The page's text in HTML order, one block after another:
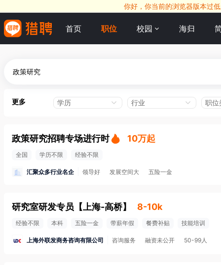
你好，你当前的浏览器版本过
首页 职位 校园 海归
更多 学历 行业 职位
政策研究招聘专场进行时 10万起
全国 学历不限 经验不限
汇聚众多行业名企 领导好 发展空间大 五险一金
研究室研发专员 【 上海-高桥】 8-10k
经验不限 本科 五险一金 带薪年假 餐费补贴 技能培训
上海外联发商务咨询有限公司 咨询服务 融资未公开 50-99人